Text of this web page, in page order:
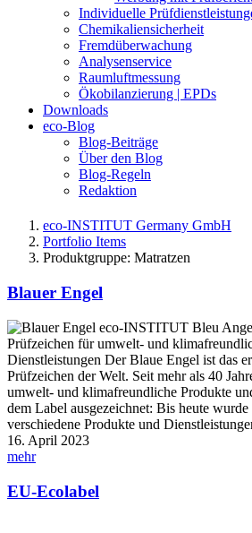
Individuelle
Chemikaliensicherheit
Fremdüberwachung
Analysenservice
Raumluftmessung
Ökobilanzierung | EPDs
Downloads
eco-Blog
Blog-Beiträge
Über den Blog
Blog-Regeln
Redaktion
eco-INSTITUT Germany GmbH
Portfolio Items
Produktgruppe: Matratzen
Blauer Engel
Prüfzeichen für umwelt- und
Dienstleistungen Der Blaue Engel ist das
Prüfzeichen der Welt. Seit mehr als 40
umwelt- und klimafreundliche Produkte
dem Label ausgezeichnet: Bis heute
verschiedene Produkte und
16. April 2023
mehr
EU-Ecolabel